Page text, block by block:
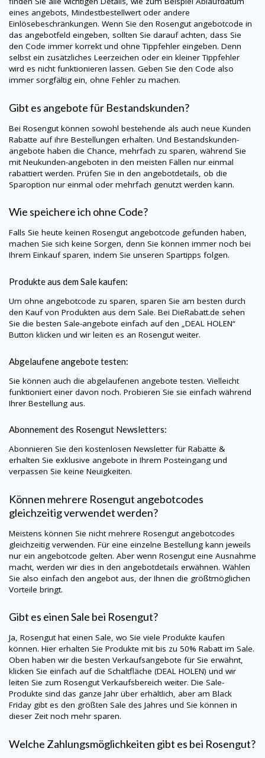
eines angebots, Mindestbestellwert oder andere
Einlösebeschränkungen. Wenn Sie den Rosengut angebotcode in
das angebotfeld eingeben, sollten Sie darauf achten, dass Sie
den Code immer korrekt und ohne Tippfehler eingeben. Denn
selbst ein zusätzliches Leerzeichen oder ein kleiner Tippfehler
wird es nicht funktionieren lassen. Geben Sie den Code also
immer sorgfältig ein, ohne Fehler zu machen.
Gibt es angebote für Bestandskunden?
Bei Rosengut können sowohl bestehende als auch neue Kunden
Rabatte auf ihre Bestellungen erhalten. Und Bestandskunden-
angebote haben die Chance, mehrfach zu sparen, während Sie
mit Neukunden-angeboten in den meisten Fällen nur einmal
rabattiert werden. Prüfen Sie in den angebotdetails, ob die
Sparoption nur einmal oder mehrfach genutzt werden kann.
Wie speichere ich ohne Code?
Falls Sie heute keinen Rosengut angebotcode gefunden haben,
machen Sie sich keine Sorgen, denn Sie können immer noch bei
Ihrem Einkauf sparen, indem Sie unseren Spartipps folgen.
Produkte aus dem Sale kaufen:
Um ohne angebotcode zu sparen, sparen Sie am besten durch
den Kauf von Produkten aus dem Sale. Bei DieRabatt.de sehen
Sie die besten Sale-angebote einfach auf den „DEAL HOLEN“
Button klicken und wir leiten es an Rosengut weiter.
Abgelaufene angebote testen:
Sie können auch die abgelaufenen angebote testen. Vielleicht
funktioniert einer davon noch. Probieren Sie sie einfach während
Ihrer Bestellung aus.
Abonnement des Rosengut Newsletters:
Abonnieren Sie den kostenlosen Newsletter für Rabatte &
erhalten Sie exklusive angebote in Ihrem Posteingang und
verpassen Sie keine Neuigkeiten.
Können mehrere Rosengut angebotcodes
gleichzeitig verwendet werden?
Meistens können Sie nicht mehrere Rosengut angebotcodes
gleichzeitig verwenden. Für eine einzelne Bestellung kann jeweils
nur ein angebotcode gelten. Aber wenn Rosengut eine Ausnahme
macht, werden wir dies in den angebotdetails erwähnen. Wählen
Sie also einfach den angebot aus, der Ihnen die größtmöglichen
Vorteile bringt.
Gibt es einen Sale bei Rosengut?
Ja, Rosengut hat einen Sale, wo Sie viele Produkte kaufen
können. Hier erhalten Sie Produkte mit bis zu 50% Rabatt im Sale.
Oben haben wir die besten Verkaufsangebote für Sie erwähnt,
klicken Sie einfach auf die Schaltfläche (DEAL HOLEN) und wir
leiten Sie zum Rosengut Verkaufsbereich weiter. Die Sale-
Produkte sind das ganze Jahr über erhältlich, aber am Black
Friday gibt es den größten Sale des Jahres und Sie können in
dieser Zeit noch mehr sparen.
Welche Zahlungsmöglichkeiten gibt es bei Rosengut?